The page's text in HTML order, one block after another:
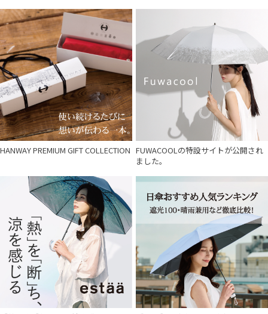
HANWAY PREMIUM GIFT COLLECTION FUWACOOLの特設サイトが公開され
ました。